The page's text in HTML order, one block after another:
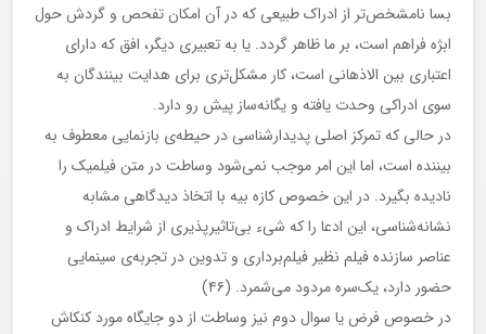
بسا نامشخص‌تر از ادراک طبیعی که در آن امکان تفحص و گردش حول
ابژه فراهم است، بر ما ظاهر گردد. یا به تعبیری دیگر، افق که دارای
اعتباری بین الاذهانی است، کار مشکل‌تری برای هدایت بینندگان به
سوی ادراکی وحدت یافته و یگانه‌ساز پیش رو دارد.
در حالی که تمرکز اصلی پدیدار‌شناسی در حیطه‌ی بازنمایی معطوف به
بیننده است، اما این امر موجب نمی‌شود وساطت در متن فیلمیک را
نادیده بگیرد. در این خصوص کازه بیه با اتخاذ دیدگاهی مشابه
نشانه‌شناسی، این ادعا را که شیء بی‌تاثیرپذیری از شرایط ادراک و
عناصر سازنده فیلم نظیر فیلم‌برداری و تدوین در تجربه‌ی سینمایی
حضور دارد، یک‌سره مردود می‌شمرد. (۴۶)
در خصوص فرض یا سوال دوم نیز وساطت از دو جایگاه مورد کنکاش